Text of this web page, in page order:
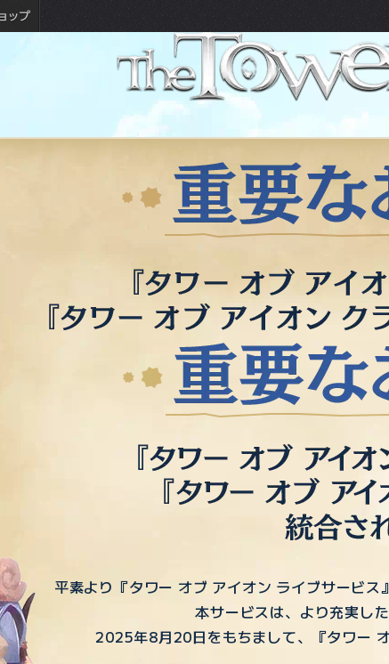
平素より『タワー オブ アイオン ライブサービス
本サービスは、より充実し
2025年8月20日をもちまして、『タワー